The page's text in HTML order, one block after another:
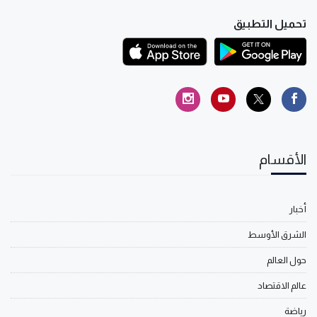
تحميل التطبيق
الأقسام
أخبار
الشرق الأوسط
حول العالم
عالم الاقتصاد
رياضة